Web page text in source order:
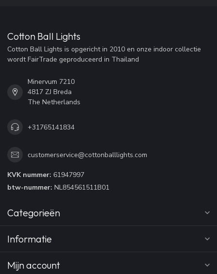
Cotton Ball Lights
Cotton Ball Lights is opgericht in 2010 en onze indoor collectie
wordt FairTrade geproduceerd in Thailand
Minervum 7210
4817 ZJ Breda
The Netherlands
+31765141834
customerservice@cottonballlights.com
KVK nummer: 61947997
btw-nummer: NL854561511B01
Categorieën
Informatie
Mijn account